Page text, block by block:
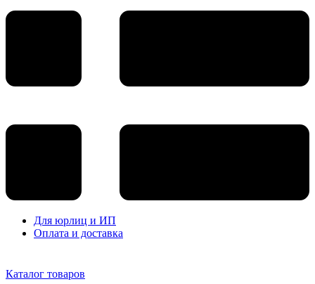
Для юрлиц и ИП
Оплата и доставка
Каталог товаров